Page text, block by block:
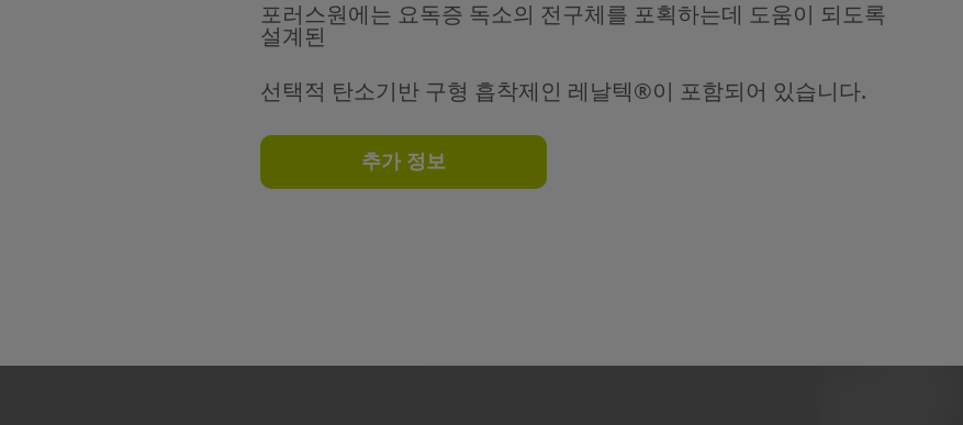
포러스원에는 요독증 독소의 전구체를 포획하는데 도움이 되도록
설계된
선택적 탄소기반 구형 흡착제인 레날텍®이 포함되어 있습니다.
추가 정보